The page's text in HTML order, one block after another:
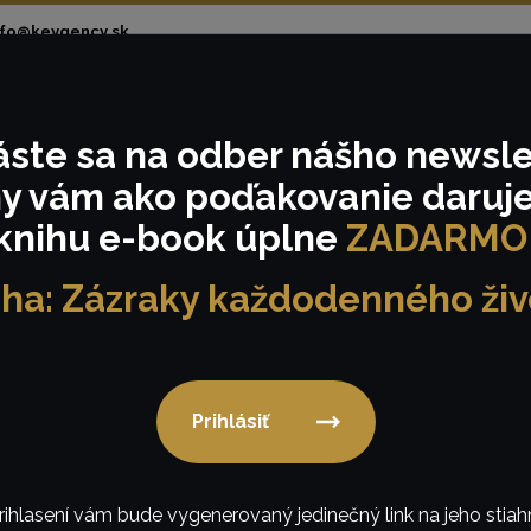
Realizácie Tématické eventy
Textil
sa na odber nášho
vám ako poďakovanie
e-book úplne ZADARMO
Zázraky každodenného
Prihlásiť
vám bude vygenerovaný jedinečný link na jeho